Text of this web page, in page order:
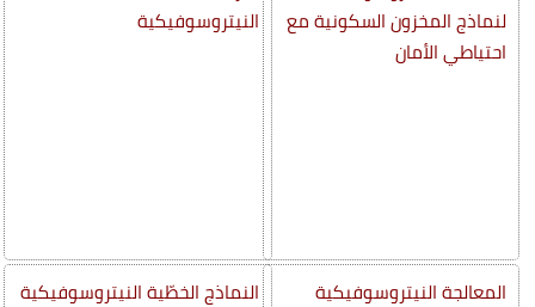
لنماذج المخزون السكونية مع
احتياطي الأمان
المعالجة النيتروسوفيكية
النيتروسوفيكية
النماذج الخطّية النيتروسوفيكية